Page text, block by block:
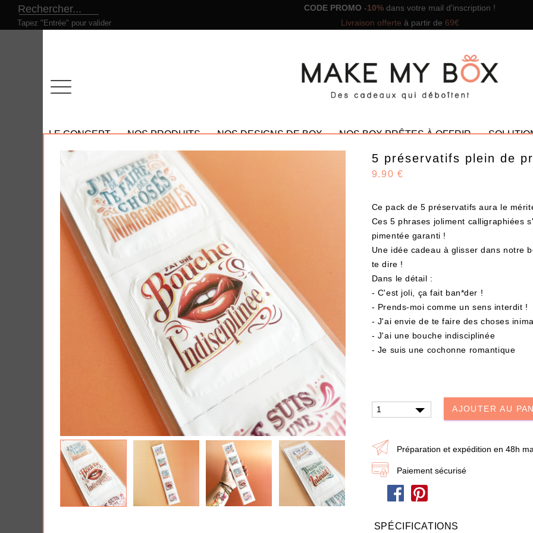
Tapez "Entrée" pour valider
CODE PROMO -10% dans votre mail d'inscription !
Livraison offerte à partir de 69€
LE CONCEPT NOS PRODUITS NOS DESIGNS DE BOX NOS BOX PRÊTES À OFFRIR
Tous nos produits- Nos promotions
5 préservatifs plein de
9.90 €
Ce pack de 5 préservatifs aura le
Ces 5 phrases joliment calligraphiées
pimentée garanti !
Une idée cadeau à glisser dans notre
te dire !
Dans le détail :
- C'est joli, ça fait ban*der !
- Prends-moi comme un sens interdit !
- J'ai envie de te faire des choses
- J'ai une bouche indisciplinée
- Je suis une cochonne romantique
AJOUTER AU
Préparation et expédition en 48h
Paiement sécurisé
SPÉCIFICATIONS
NOS PROMOTIONS
AJOUTER À MA BOX
Tablette de chocolat noit spéculoos
- Tout ce que je veux pour Noël...
7.90 €5.90 €
Plus que 3 en stock !
AJOUTER À MA BOX
Harry Potter – Les Mystères de
Poudlard : Livre & Puzzle 500
pièces
19.90 €
Plus que 7 en stock !
Mon kit Secret Santa : le bonne
100 jeux pour un Noël surprise
12.90 €9.90 €